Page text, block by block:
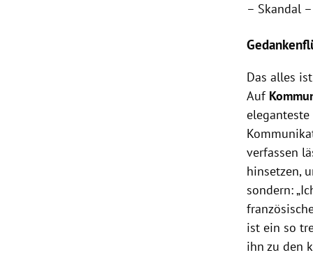
– Skandal
Das alles
Auf
verfassen
hinsetzen,
sondern:
ist ein so
ihn zu den